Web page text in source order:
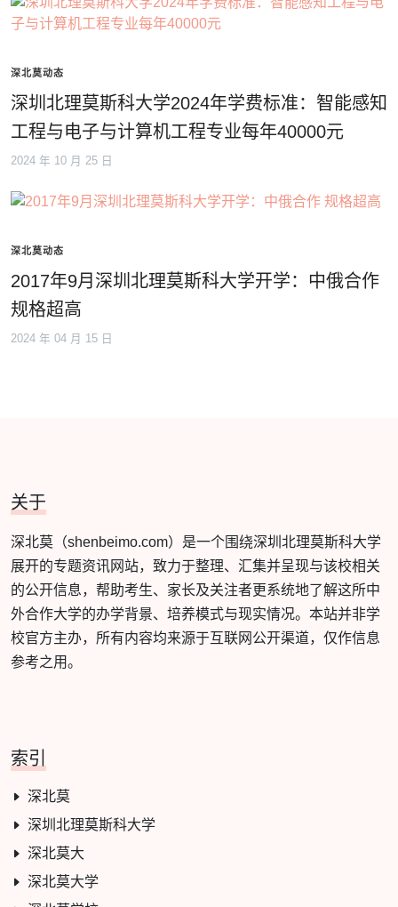
深北莫动态
深圳北理莫斯科大学2024年学费标准：智能感知
工程与电子与计算机工程专业每年40000元
2024 年 10 月 25 日
深北莫动态
2017年9月深圳北理莫斯科大学开学：中俄合作
规格超高
2024 年 04 月 15 日
关于
深北莫（shenbeimo.com）是一个围绕深圳北理莫斯科大学
展开的专题资讯网站，致力于整理、汇集并呈现与该校相关
的公开信息，帮助考生、家长及关注者更系统地了解这所中
外合作大学的办学背景、培养模式与现实情况。本站并非学
校官方主办，所有内容均来源于互联网公开渠道，仅作信息
参考之用。
索引
深北莫
深圳北理莫斯科大学
深北莫大
深北莫大学